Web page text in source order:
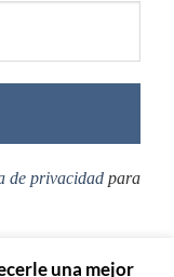
de privacidad para
una mejor